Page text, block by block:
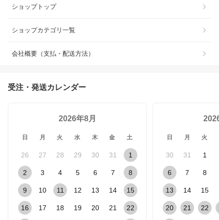
ショップトップ
ショップカテゴリ一覧
会社概要（支払・配送方法）
受注・発送カレンダー
2026年8月
日 月 火 水 木 金 土
26 27 28 29 30 31 1
2 3 4 5 6 7 8
9 10 11 12 13 14 15
16 17 18 19 20 21 22
日 月 火
30 31 1
6 7 8
13 14 15
20 21 22